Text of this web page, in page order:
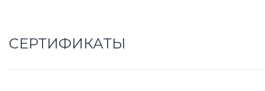
СЕРТИФИКАТЫ